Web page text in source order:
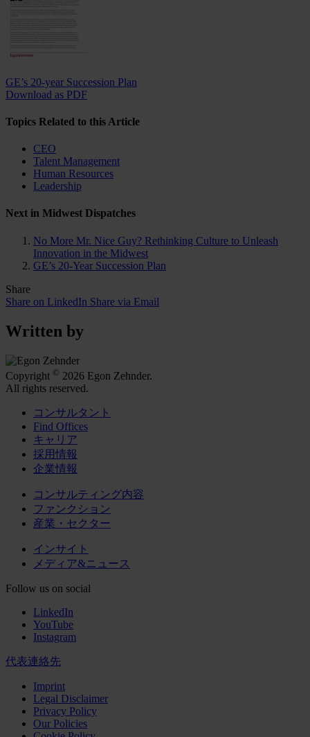
GE’s 20-year Succession Plan
Download as PDF
Topics Related to this Article
CEO
Talent Management
Human Resources
Leadership
Next in Midwest Dispatches
No More Mr. Nice Guy? Rethinking Culture to Unleash
Innovation in the Midwest
GE’s 20-Year Succession Plan
Share
Share on LinkedIn Share via Email
Written by
Copyright © 2026 Egon Zehnder.
All rights reserved.
コンサルタント
Find Offices
キャリア
採用情報
企業情報
コンサルティング内容
ファンクション
産業・セクター
インサイト
メディア&ニュース
Follow us on social
LinkedIn
YouTube
Instagram
代表連絡先
Imprint
Legal Disclaimer
Privacy Policy
Our Policies